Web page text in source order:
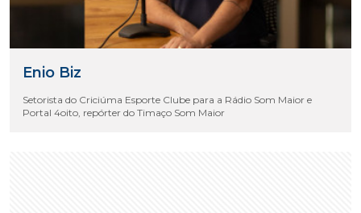
Enio Biz
Setorista do Criciúma Esporte Clube para a Rádio Som Maior e
Portal 4oito, repórter do Timaço Som Maior